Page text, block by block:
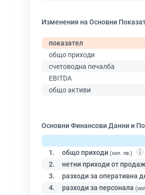
Изменения на Основни
показател
общо приходи
счетоводна печалба
EBITDA
общо активи
Основни Финансови Данни и
1.
общо приходи (хил. лв.)
2. нетни приходи от
3. разходи за оперативна
4. разходи за персонала